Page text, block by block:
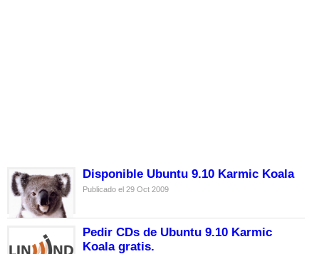
Disponible Ubuntu 9.10 Karmic Koala
Publicado el 29 Oct 2009
Pedir CDs de Ubuntu 9.10 Karmic
Koala gratis.